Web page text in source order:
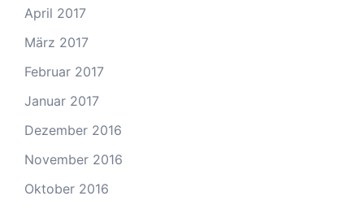
April 2017
März 2017
Februar 2017
Januar 2017
Dezember 2016
November 2016
Oktober 2016